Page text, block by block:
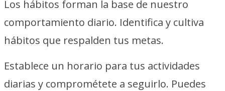
Los hábitos forman la base de nuestro
comportamiento diario. Identifica y cultiva
hábitos que respalden tus metas.
Establece un horario para tus actividades
diarias y comprométete a seguirlo. Puedes